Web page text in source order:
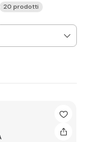
20 prodotti